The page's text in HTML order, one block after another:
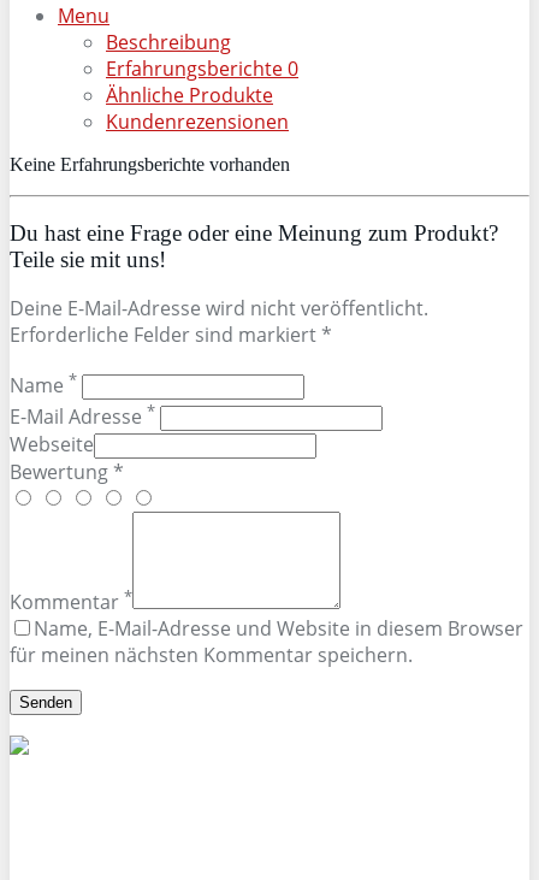
Menu
Beschreibung
Erfahrungsberichte0
Ähnliche Produkte
Kundenrezensionen
Keine Erfahrungsberichte vorhanden
Du hast eine Frage oder eine Meinung zum Produkt?
Teile sie mit uns!
Deine E-Mail-Adresse wird nicht veröffentlicht.
Erforderliche Felder sind markiert *
Name *
E-Mail Adresse *
Webseite
Bewertung *
Kommentar *
Name, E-Mail-Adresse und Website in diesem Browser
für meinen nächsten Kommentar speichern.